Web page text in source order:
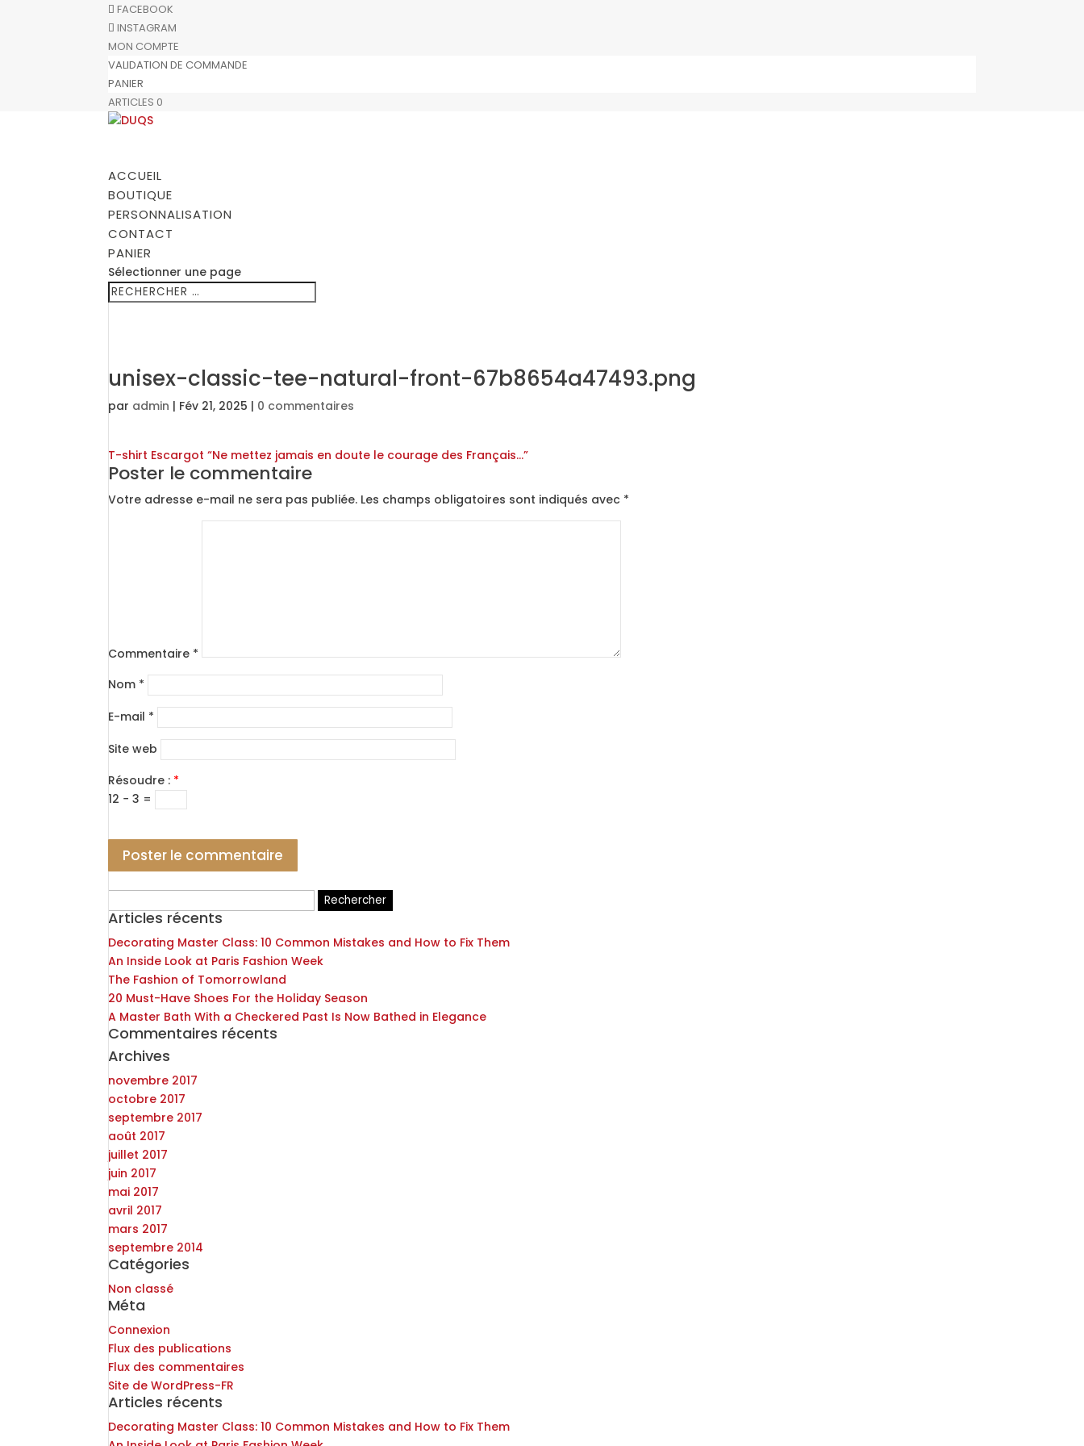
FACEBOOK
INSTAGRAM
MON COMPTE
VALIDATION DE COMMANDE
PANIER
ARTICLES 0
ACCUEIL
BOUTIQUE
PERSONNALISATION
CONTACT
PANIER
Sélectionner une page
unisex-classic-tee-natural-front-67b8654a47493.png
par admin | Fév 21, 2025 | 0 commentaires
T-shirt Escargot “Ne mettez jamais en doute le courage des Français…”
Poster le commentaire
Votre adresse e-mail ne sera pas publiée. Les champs obligatoires sont indiqués avec *
Commentaire *
Nom *
E-mail *
Site web
Résoudre : *
12 − 3 =
Articles récents
Decorating Master Class: 10 Common Mistakes and How to Fix Them
An Inside Look at Paris Fashion Week
The Fashion of Tomorrowland
20 Must-Have Shoes For the Holiday Season
A Master Bath With a Checkered Past Is Now Bathed in Elegance
Commentaires récents
Archives
novembre 2017
octobre 2017
septembre 2017
août 2017
juillet 2017
juin 2017
mai 2017
avril 2017
mars 2017
septembre 2014
Catégories
Non classé
Méta
Connexion
Flux des publications
Flux des commentaires
Site de WordPress-FR
Articles récents
Decorating Master Class: 10 Common Mistakes and How to Fix Them